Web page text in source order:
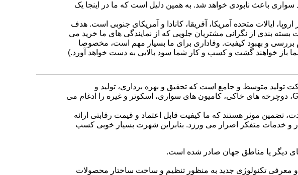
سواری باعث نابودی خواهد شد. به همین دلیل است که ما در اینجا یک
ایالات متحده آمریکا، آفریقا، کانادا و آمریکای جنوبی است. هدف
بسته بندی از نگرانی مشتریان جلویی که از نمایندگی های ما خرید می
وفاداری برای ما بسیار مهم است، مخصوصا
باز خواهند گشت و کسب و کار شما سود بالایی به دست خواهد آورد.)
تولید متوسط ​​و جامع است که تحقیق و بهره برداری، تولید و
بازاریابی موتور سیکلت، موتورسیکلت سه چرخ، Go-karts، ATV، دوچرخه های خاکی، کامیون های سواری، اسکوتر و غیره را ادغام می
تضمین موثر هستند که ما کیفیت قابل اعتماد و قیمت رقابتی ارائه
و خدمات متفکر اصرار می ورزد. بنابراین شهرت بسیار خوبی کسب
دیگر یا مناطق جهان صادر شده است.
معرفی تکنولوژی جدید به منظور تنظیم و ساخت ساختار محصولات